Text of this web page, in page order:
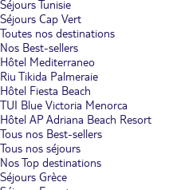
Séjours Tunisie
Séjours Cap Vert
Toutes nos destinations
Nos Best-sellers
Hôtel Mediterraneo
Riu Tikida Palmeraie
Hôtel Fiesta Beach
TUI Blue Victoria Menorca
Hôtel AP Adriana Beach Resort
Tous nos Best-sellers
Tous nos séjours
Nos Top destinations
Séjours Grèce